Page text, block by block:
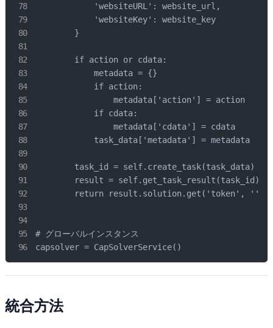
            'websiteURL': website_url,
            'websiteKey': website_key
        }
        if action or cdata:
            metadata = {}
            if action:
                metadata['action'] = action
            if cdata:
                metadata['cdata'] = cdata
            task_data['metadata'] = metadata
        task_id = self.create_task(task_data)
        result = self.get_task_result(task_id)
return result.solution.get('token', '')
# グローバルインスタンス
capsolver = CapSolverService()
統合方法